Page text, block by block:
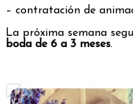
– contratación de
La próxima semana
boda de 6 a 3 meses.